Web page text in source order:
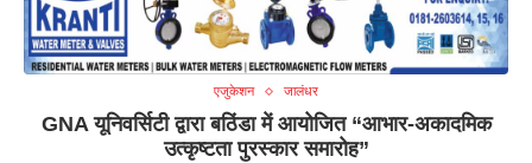
एजुकेशन जालंधर
GNA यूनिवर्सिटी द्वारा बठिंडा में आयोजित “आभार-अकादमिक
उत्कृष्टता पुरस्कार समारोह”